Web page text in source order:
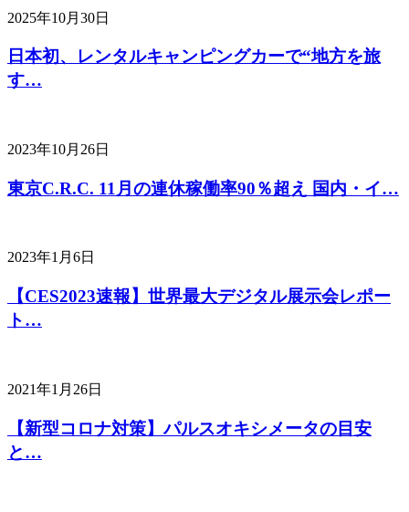
2025年10月30日
日本初、レンタルキャンピングカーで“地方を旅
す…
2023年10月26日
東京C.R.C. 11月の連休稼働率90％超え 国内・イ…
2023年1月6日
【CES2023速報】世界最大デジタル展示会レポー
ト…
2021年1月26日
【新型コロナ対策】パルスオキシメータの目安
と…